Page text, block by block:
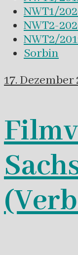
NWT1/
NWT2-
NWT2/
Sorbin
17. Dezember